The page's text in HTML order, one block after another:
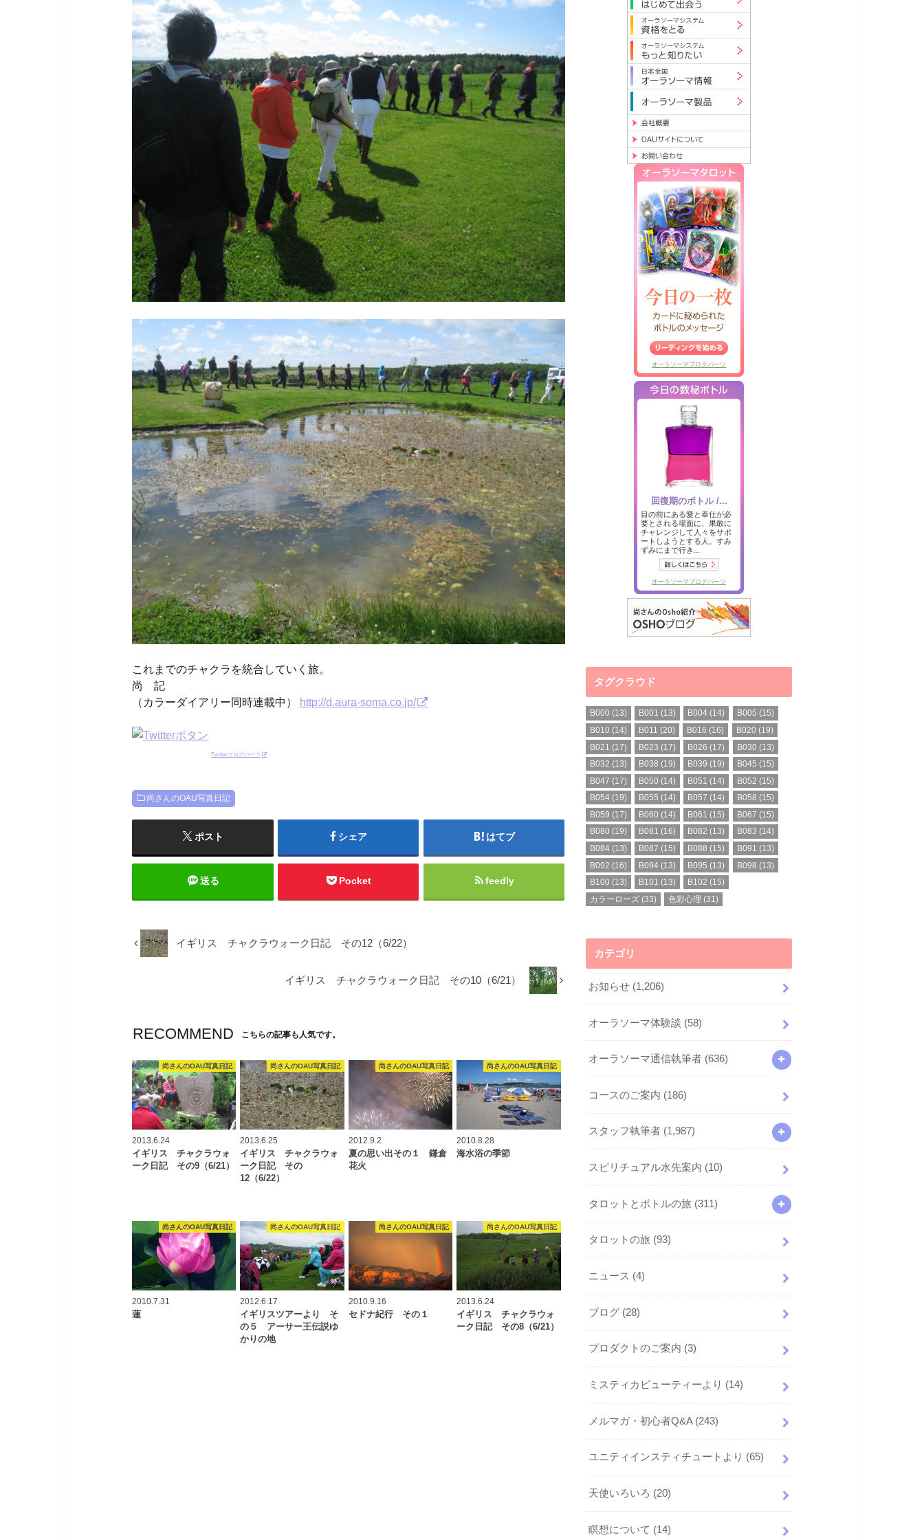
これまでのチャクラを統合していく旅。
尚 記
（カラーダイアリー同時連載中）
http://d.aura-soma.co.jp/
Twitterブログパーツ
尚さんのOAU写真日記
ポスト シェア はてブ
送る Pocket feedly
イギリス チャクラウォーク日記 その12（6/22）
イギリス チャクラウォーク日記 その10（6/21）
RECOMMEND こちらの記事も人気です。
尚さんのOAU写真日記
2013.6.24
イギリス チャクラウォ
ーク日記 その9（6/21）
尚さんのOAU写真日記
2013.6.25
イギリス チャクラウォ
ーク日記 その
12（6/22）
尚さんのOAU写真日記
2012.9.2
夏の思い出その１ 鎌倉
花火
尚さんのOAU写真日記
2010.8.28
海水浴の季節
尚さんのOAU写真日記
2010.7.31
蓮
尚さんのOAU写真日記
2012.6.17
イギリスツアーより そ
の５ アーサー王伝説ゆ
かりの地
尚さんのOAU写真日記
2010.9.16
セドナ紀行 その１
尚さんのOAU写真日記
2013.6.24
イギリス チャクラウォ
ーク日記 その8（6/21）
タグクラウド
B000 (13) B001 (13) B004 (14) B005 (15)
B010 (14) B011 (20) B016 (16) B020 (19)
B021 (17) B023 (17) B026 (17) B030 (13)
B032 (13) B038 (19) B039 (19) B045 (15)
B047 (17) B050 (14) B051 (14) B052 (15)
B054 (19) B055 (14) B057 (14) B058 (15)
B059 (17) B060 (14) B061 (15) B067 (15)
B080 (19) B081 (16) B082 (13) B083 (14)
B084 (13) B087 (15) B088 (15) B091 (13)
B092 (16) B094 (13) B095 (13) B098 (13)
B100 (13) B101 (13) B102 (15)
カラーローズ (33) 色彩心理 (31)
カテゴリ
お知らせ (1,206)
オーラソーマ体験談 (58)
オーラソーマ通信執筆者 (636)
コースのご案内 (186)
スタッフ執筆者 (1,987)
スピリチュアル水先案内 (10)
タロットとボトルの旅 (311)
タロットの旅 (93)
ニュース (4)
ブログ (28)
プロダクトのご案内 (3)
ミスティカビューティーより (14)
メルマガ・初心者Q&A (243)
ユニティインスティチュートより (65)
天使いろいろ (20)
瞑想について (14)